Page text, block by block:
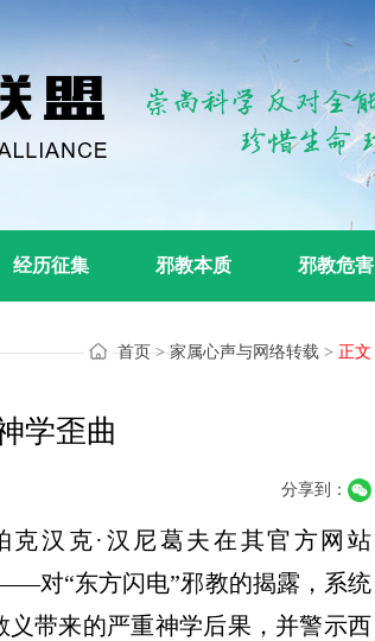
经历征集 邪教本质 邪教危害
首页>家属心声与网络转载 > 正文
学歪曲
分享到：
克汉克·汉尼葛夫在其官方网站
对“东方闪电”邪教的揭露， 系统
义带来的严重神学后果，并警示西